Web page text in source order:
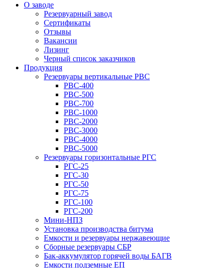
О заводе
Резервуарный завод
Сертификаты
Отзывы
Вакансии
Лизинг
Черный список заказчиков
Продукция
Резервуары вертикальные РВС
РВС-400
РВС-500
РВС-700
РВС-1000
РВС-2000
РВС-3000
РВС-4000
РВС-5000
Резервуары горизонтальные РГС
РГС-25
РГС-30
РГС-50
РГС-75
РГС-100
РГС-200
Мини-НПЗ
Установка производства битума
Емкости и резервуары нержавеющие
Сборные резервуары СБР
Бак-аккумулятор горячей воды БАГВ
Емкости подземные ЕП